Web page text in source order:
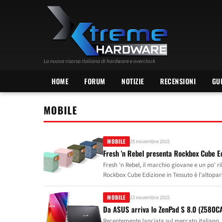
La nuova risorsa italiana di hardware e overclock
HOME FORUM NOTIZIE RECENSIONI
MOBILE
MOBILE 25 novembre 2015
Fresh 'n Rebel presenta Rockbox
Fresh 'n Rebel, il marchio giovane e un po'
Rockbox Cube Edizione in Tessuto è
musica che permette agli utenti di
unisce materiali di qualità e suoni
conciata con logo inciso, Rockbox Cube
Indigo, Army, Concrete, Peppermint e
MOBILE 23 novembre 2015
Da ASUS arriva lo ZenPad S 8.0